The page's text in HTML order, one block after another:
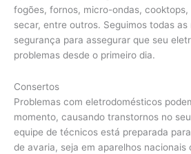
fogões, fornos, micro-ondas, cooktops,
secar, entre outros. Seguimos todas
segurança para assegurar que seu
problemas desde o primeiro dia.
Consertos
Problemas com eletrodomésticos
momento, causando transtornos no
equipe de técnicos está preparada
de avaria, seja em aparelhos nacionais